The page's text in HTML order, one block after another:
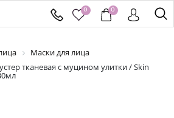
0 0
ищете?Маски для лица
тканевая с муцином улитки / Skin